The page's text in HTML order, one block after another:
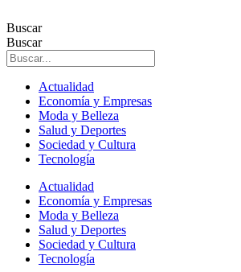
al
contenido
Buscar
Buscar
Actualidad
Economía y Empresas
Moda y Belleza
Salud y Deportes
Sociedad y Cultura
Tecnología
Actualidad
Economía y Empresas
Moda y Belleza
Salud y Deportes
Sociedad y Cultura
Tecnología